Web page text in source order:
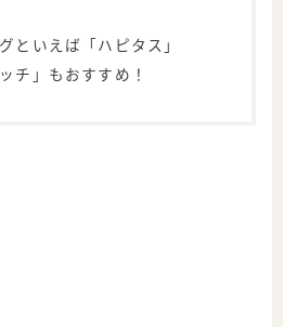
といえば「ハピタス」
チ」もおすすめ！